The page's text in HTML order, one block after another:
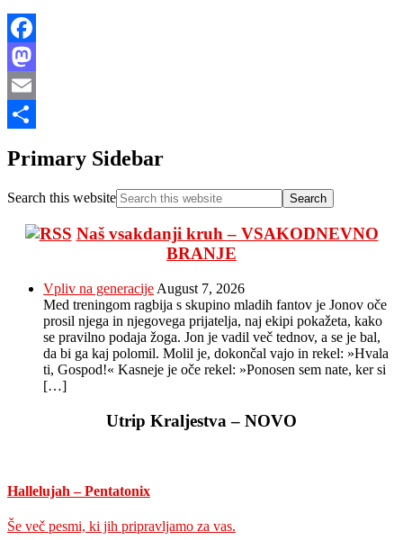
Facebook
Mastodon
Email
Primary Sidebar
Search this website
Naš vsakdanji kruh – VSAKODNEVNO
BRANJE
Vpliv na generacije August 7, 2026
Med treningom ragbija s skupino mladih fantov je Jonov oče
prosil njega in njegovega prijatelja, naj ekipi pokažeta, kako
se pravilno podaja žoga. Jon je vadil več tednov, a se je bal,
da bi ga kaj polomil. Molil je, dokončal vajo in rekel: »Hvala
ti, Gospod!« Kasneje je oče rekel: »Ponosen sem nate, ker si
[…]
Utrip Kraljestva – NOVO
Hallelujah – Pentatonix
Še več pesmi, ki jih pripravljamo za vas.